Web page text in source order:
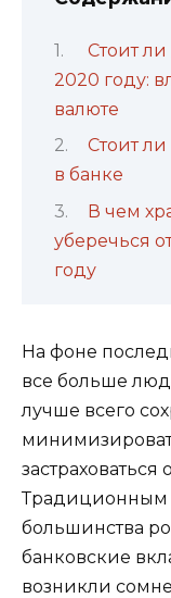
Стоит
2020 году:
валюте
Стоит
в банке
В чем
уберечься
году
На фоне
все больше
лучше всего
застраховаться
Традиционным
большинства
банковские
возникли